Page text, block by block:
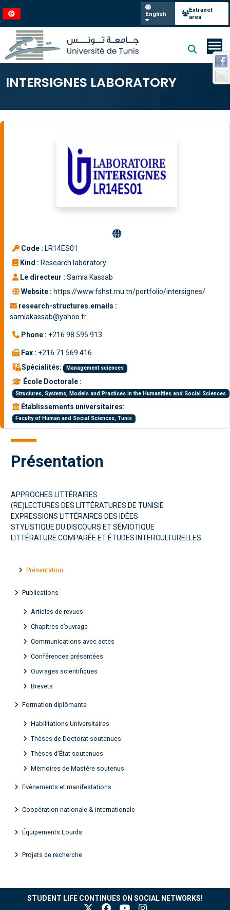
English
Extranet
area
INTERSIGNES LABORATORY
Code : LR14ES01
Kind : Research laboratory
Le directeur : Samia Kassab
Website : https://www.fshst.rnu.tn/portfolio/intersignes/
research-structures.emails :
samiakassab@yahoo.fr
Phone : +216 98 595 913
Fax : +216 71 569 416
Spécialités:
Management sciences
École Doctorale :
Structures, Systems, Models and Practices in the Humanities and Social Sciences
Établissements universitaires:
Faculty of Human and Social Sciences, Tunis
Présentation
Publications
Articles de revues
Chapitres d’ouvrage
Communications avec actes
Conférences présentées
Ouvrages scientifiques
Brevets
Formation diplômante
Habilitations Universitaires
Thèses de Doctorat soutenues
Thèses d'État soutenues
Mémoires de Mastère soutenus
Evènements et manifestations
Coopération nationale & internationale
Équipements Lourds
Projets de recherche
Présentation
APPROCHES LITTÉRAIRES
(RE)LECTURES DES LITTÉRATURES DE TUNISIE
EXPRESSIONS LITTÉRAIRES DES IDÉES
STYLISTIQUE DU DISCOURS ET SÉMIOTIQUE
LITTÉRATURE COMPARÉE ET ÉTUDES INTERCULTURELLES
STUDENT LIFE CONTINUES ON SOCIAL NETWORKS!